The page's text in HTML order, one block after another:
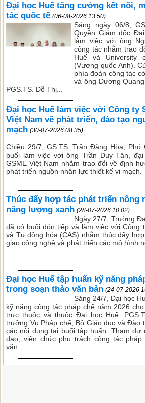
Đại học Huế tăng cường kết nối,
tác quốc tế (06-08-2026 13:50)
Sáng ngày 06/8,
Quyền Giám đốc
làm việc với ông
công tác nhằm trao
Huế và University
(Vương quốc Anh).
phía đoàn công tác
và ông Dương
PGS.TS. Đỗ Thị...
Đại học Huế làm việc với Công ty
Việt Nam về phát triển, đào tạo
mạch (30-07-2026 08:35)
Chiều 29/7, GS.TS. Trần Đăng Hòa,
buổi làm việc với ông Trần Duy Tân,
GSME Việt Nam nhằm trao đổi về định
phát triển nguồn nhân lực thiết kế vi mạch.
Thúc đẩy hợp tác phát triển nông
năng lượng xanh (28-07-2026 10:02)
Ngày 27/7, Trường
đã có buổi đón tiếp và làm việc với Công
và Tự động hóa (CAS) nhằm thúc đẩy
giao công nghệ và phát triển các mô hình
Đại học Huế tập huấn kỹ năng
trong soạn thảo văn bản (24-07-2026
Sáng 24/7, Đại học
kỹ năng công tác pháp chế năm 2026
trực thuộc và thuộc Đại học Huế.
trưởng Vụ Pháp chế, Bộ Giáo dục và Đào
các nội dung tại buổi tập huấn. Tham
đạo, viên chức phụ trách công tác
văn...